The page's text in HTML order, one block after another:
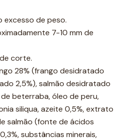
excesso de peso.
7-10 mm de
corte.
28% (frango desidratado
2,5%), salmão desidratado
de beterraba, óleo de peru,
siliqua, azeite 0,5%, extrato
salmão (fonte de ácidos
substâncias minerais,